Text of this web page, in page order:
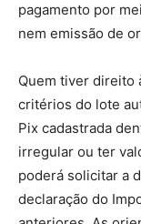
pagamento por
nem emissão de
Quem tiver direito
critérios do lote
Pix cadastrada
irregular ou ter
poderá solicitar a
declaração do